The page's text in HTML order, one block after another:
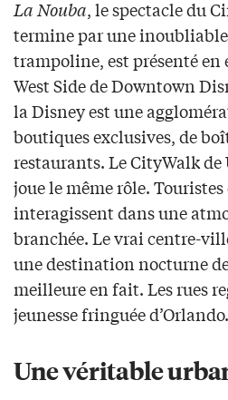
La Nouba, le spectacle du
termine par une
trampoline, est présenté
West Side de Downtown
la Disney est une
boutiques exclusives, de
restaurants. Le CityWalk
joue le même rôle.
interagissent dans une
branchée. Le vrai centre-
une destination nocturne
meilleure en fait. Les rues
jeunesse fringuée d’Orlando.
Une véritable